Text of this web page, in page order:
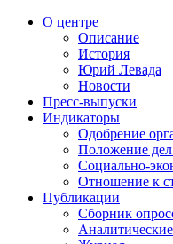
О центре
Описание
История
Юрий Левада
Новости
Пресс-выпуски
Индикаторы
Одобрение
Положение дел
Социально-
Отношение к
Публикации
Сборник